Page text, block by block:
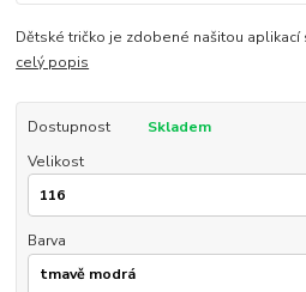
Dětské tričko je zdobené našitou
celý popis
Dostupnost
Skladem
Velikost
Barva